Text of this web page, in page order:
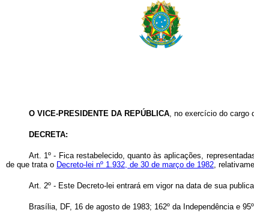
O VICE-PRESIDENTE DA REPÚBLICA, no exercício do cargo
DECRETA:
Art. 1º - Fica restabelecido, quanto às aplicações,
de que trata o Decreto-lei nº 1.932, de 30 de março de 1982,
Art. 2º - Este Decreto-lei entrará em vigor na data de sua
Brasília, DF, 16 de agosto de 1983; 162º da Independência e